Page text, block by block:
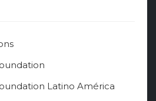
Latino América